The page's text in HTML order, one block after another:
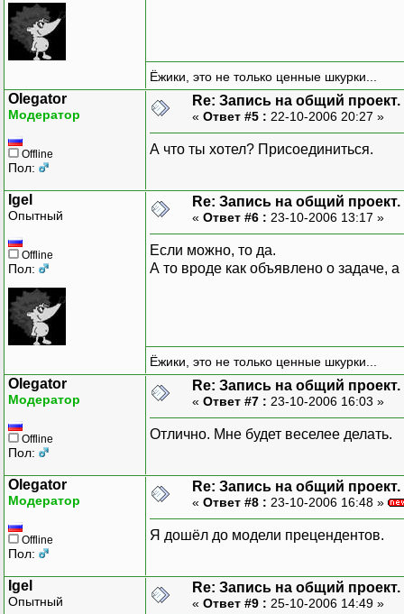
Ёжики, это не только ценные шкурки...
Olegator
Модератор
Offline
Пол:
Re: Запись на общий
« Ответ #5 : 22-10-2006 20:27 »
А что ты хотел? Присоединиться.
Igel
Опытный
Offline
Пол:
Re: Запись на общий
« Ответ #6 : 23-10-2006 13:17 »
Если можно, то да.
А то вроде как объявлено о задаче,
Ёжики, это не только ценные шкурки...
Olegator
Модератор
Offline
Пол:
Re: Запись на общий
« Ответ #7 : 23-10-2006 16:03 »
Отлично. Мне будет веселее делать.
Olegator
Модератор
Offline
Пол:
Re: Запись на общий
« Ответ #8 : 23-10-2006 16:48 »
Я дошёл до модели прецендентов.
Igel
Опытный
Re: Запись на общий
« Ответ #9 : 25-10-2006 14:49 »